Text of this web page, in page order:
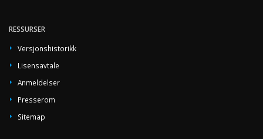
RESSURSER
Versjonshistorikk
Lisensavtale
Anmeldelser
Presserom
Sitemap